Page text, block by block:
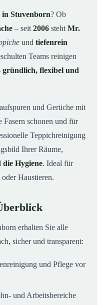
und Umgebung
im Einsatz
Stuvenborn? Ob
– seit 2006 steht Mr.
und tiefenrein
Teams reinigen
gründlich, flexibel und
und Gerüche mit
Fasern schonen und für
Teppichreinigung
Ihrer Räume,
Hygiene. Ideal für
Haustieren.
erhalten Sie alle
sicher und transparent:
und Pflege vor
und Arbeitsbereiche